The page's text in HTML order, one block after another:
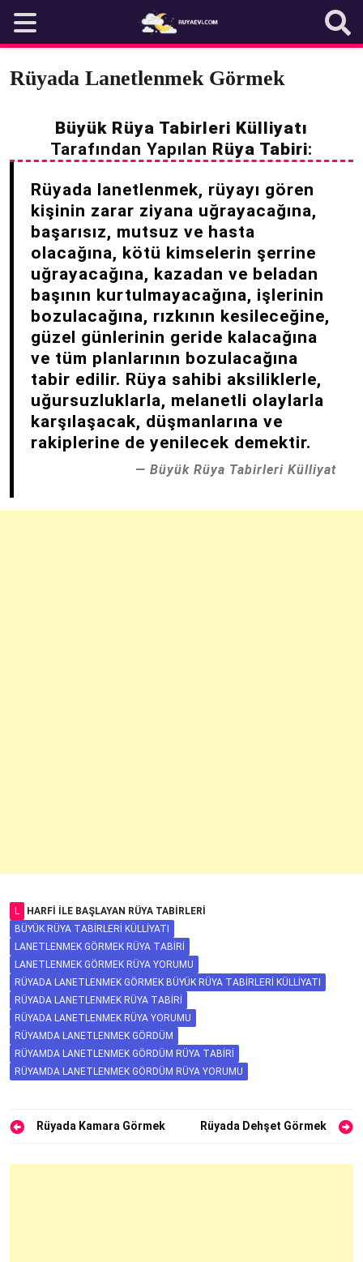
content
Rüyada Lanetlenmek Görmek
Büyük Rüya Tabirleri Külliyatı
Tarafından Yapılan Rüya Tabiri:
Rüyada lanetlenmek, rüyayı gören
kişinin zarar ziyana uğrayacağına,
başarısız, mutsuz ve hasta
olacağına, kötü kimselerin şerrine
uğrayacağına, kazadan ve beladan
başının kurtulmayacağına, işlerinin
bozulacağına, rızkının kesileceğine,
güzel günlerinin geride kalacağına
ve tüm planlarının bozulacağına
tabir edilir. Rüya sahibi aksiliklerle,
uğursuzluklarla, melanetli olaylarla
karşılaşacak, düşmanlarına ve
rakiplerine de yenilecek demektir.
Büyük Rüya Tabirleri Külliyat
L
HARFI ILE BAŞLAYAN RÜYA TABIRLERI
BÜYÜK RÜYA TABIRLERI KÜLLIYATI
LANETLENMEK GÖRMEK RÜYA TABIRI
LANETLENMEK GÖRMEK RÜYA YORUMU
RÜYADA LANETLENMEK GÖRMEK BÜYÜK RÜYA TABIRLERI KÜLLIYATI
RÜYADA LANETLENMEK RÜYA TABIRI
RÜYADA LANETLENMEK RÜYA YORUMU
RÜYAMDA LANETLENMEK GÖRDÜM
RÜYAMDA LANETLENMEK GÖRDÜM RÜYA TABIRI
RÜYAMDA LANETLENMEK GÖRDÜM RÜYA YORUMU
YazıRüyada Kamara Görmek Rüyada Dehşet Görmek